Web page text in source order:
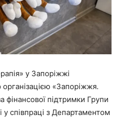
у Запоріжжі
«Запоріжжя.
фінансової підтримки Групи
у співпраці з Департаментом